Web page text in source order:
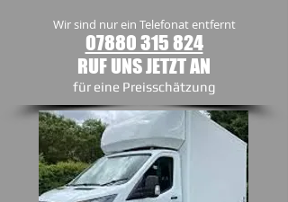
Wir sind nur ein Telefonat entfernt
07880 315 824
RUF UNS JETZT AN
​für eine Preisschätzung